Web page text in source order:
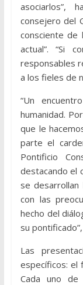
asociarlos”,
consejero del
consciente de
actual”. “Si
responsables
a los fieles de
“Un
humanidad.
que le
parte el
Pontificio
destacando el
se desarrollan
con las
hecho del
su
Las
específicos: el
Cada uno